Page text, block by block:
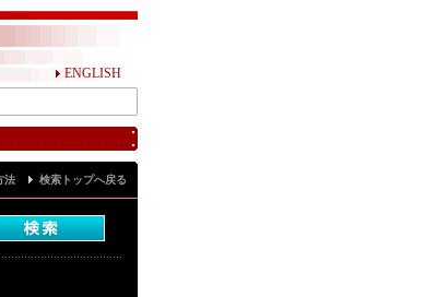
ENGLISH
法 検索トップへ戻る